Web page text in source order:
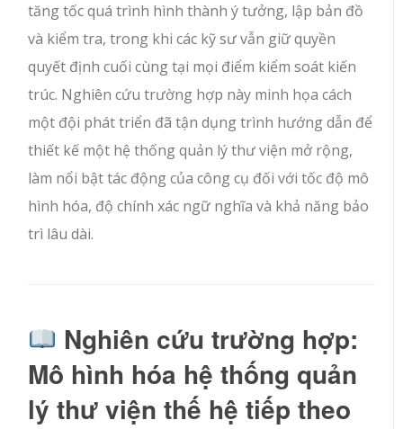
tăng tốc quá trình hình thành ý tưởng, lập bản đồ
và kiểm tra, trong khi các kỹ sư vẫn giữ quyền
quyết định cuối cùng tại mọi điểm kiểm soát kiến
trúc. Nghiên cứu trường hợp này minh họa cách
một đội phát triển đã tận dụng trình hướng dẫn để
thiết kế một hệ thống quản lý thư viện mở rộng,
làm nổi bật tác động của công cụ đối với tốc độ mô
hình hóa, độ chính xác ngữ nghĩa và khả năng bảo
trì lâu dài.
Nghiên cứu trường hợp:
Mô hình hóa hệ thống quản
lý thư viện thế hệ tiếp theo